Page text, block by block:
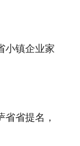
小镇企业家
省提名，